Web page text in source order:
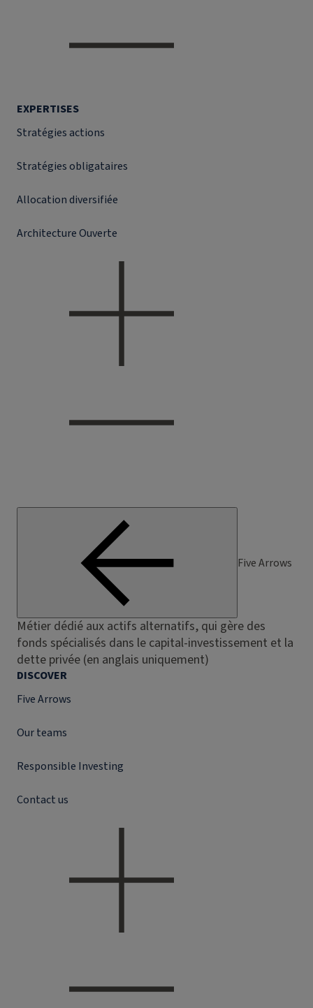
EXPERTISES
Stratégies actions
Stratégies obligataires
Allocation diversifiée
Architecture Ouverte
Five Arrows
Métier dédié aux actifs alternatifs, qui gère des
fonds spécialisés dans le capital-investissement et la
dette privée (en anglais uniquement)
DISCOVER
Five Arrows
Our teams
Responsible Investing
Contact us